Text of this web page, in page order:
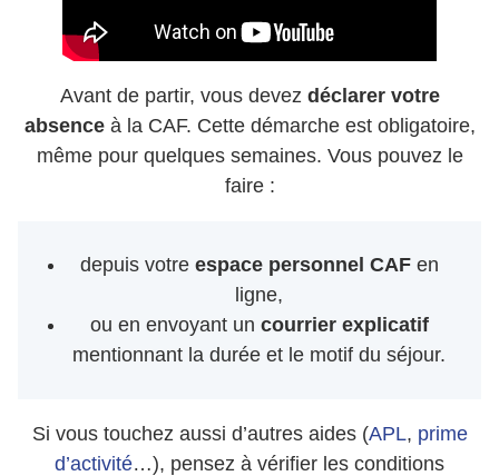
Avant de partir, vous devez déclarer votre
absenceà la CAF. Cette démarche est obligatoire,
même pour quelques semaines. Vous pouvez le
faire :
depuis votre espace personnel CAFen
ligne,
ou en envoyant un courrier explicatif
mentionnant la durée et le motif du séjour.
Si vous touchez aussi d’autres aides (APL, prime
d’activité…), pensez à vérifier les conditions